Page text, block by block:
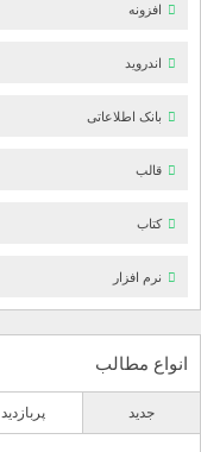
افزونه
اندروید
بانک اطلاعاتی
قالب
کتاب
نرم افزار
انواع مطالب
جدید پربازدید